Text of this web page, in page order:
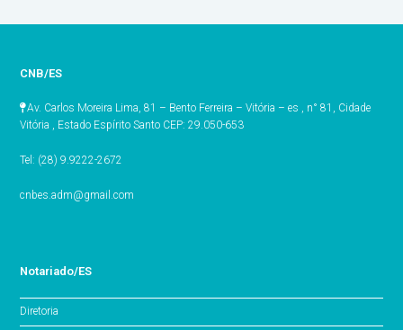
CNB/ES
Av. Carlos Moreira Lima, 81 – Bento Ferreira – Vitória – es , n° 81, Cidade
Vitória , Estado Espírito Santo CEP: 29.050-653
Tel: (28) 9.9222-2672
cnbes.adm@gmail.com
Notariado/ES
Diretoria